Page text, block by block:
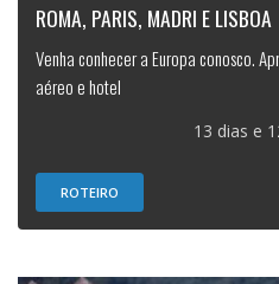
ROMA, PARIS, MADRI E LISBOA
Venha conhecer a Europa conosco.
aéreo e hotel
13 dias e
ROTEIRO